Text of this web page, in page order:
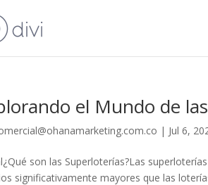
el Mundo de
| Jul 6,
son las Superloterías?Las
significativamente mayores que las